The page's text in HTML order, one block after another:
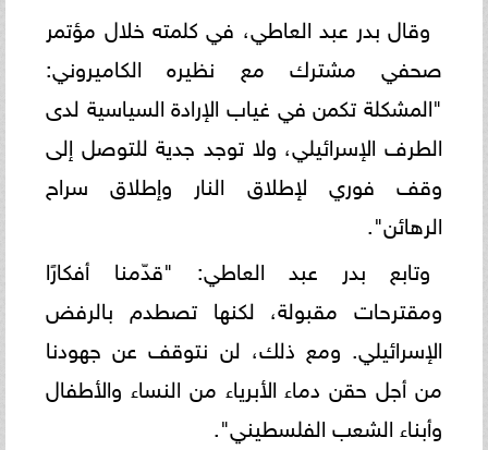
وقال بدر عبد العاطي، في كلمته خلال مؤتمر
صحفي مشترك مع نظيره الكاميروني:
"المشكلة تكمن في غياب الإرادة السياسية لدى
الطرف الإسرائيلي، ولا توجد جدية للتوصل إلى
وقف فوري لإطلاق النار وإطلاق سراح
الرهائن".
وتابع بدر عبد العاطي: "قدّمنا أفكارًا
ومقترحات مقبولة، لكنها تصطدم بالرفض
الإسرائيلي. ومع ذلك، لن نتوقف عن جهودنا
من أجل حقن دماء الأبرياء من النساء والأطفال
وأبناء الشعب الفلسطيني".